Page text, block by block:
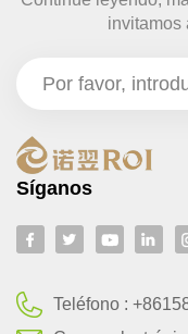
invitamos
Síganos
Teléfono :